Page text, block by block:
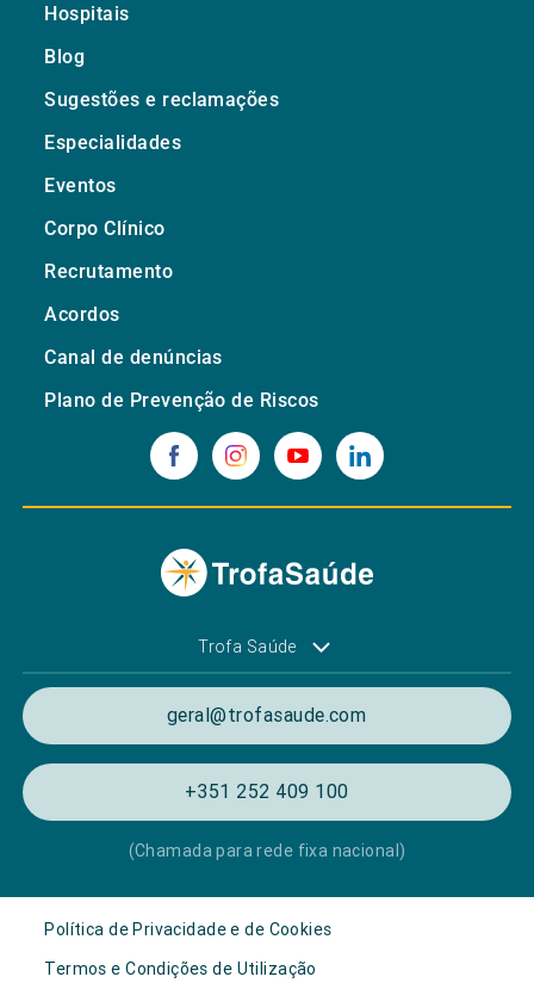
Hospitais
Blog
Sugestões e reclamações
Especialidades
Eventos
Corpo Clínico
Recrutamento
Acordos
Canal de denúncias
Plano de Prevenção de Riscos
Trofa Saúde
geral@trofasaude.com
+351 252 409 100
(Chamada para rede fixa nacional)
Política de Privacidade e de Cookies
Termos e Condições de Utilização